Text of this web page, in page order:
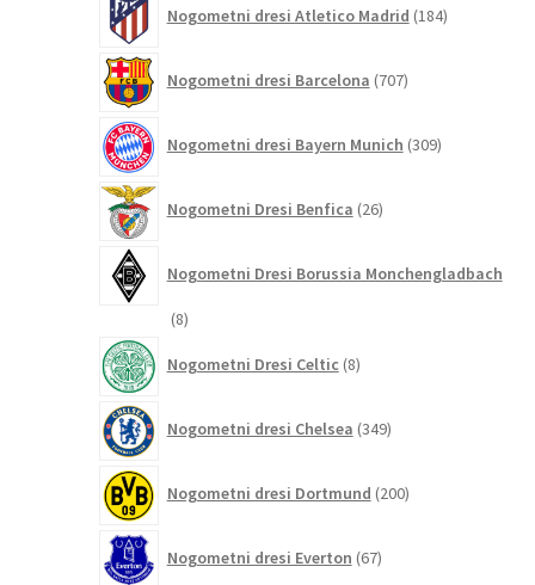
Nogometni dresi Atletico Madrid 184izdelkov
Nogometni dresi Barcelona 707izdelkov
Nogometni dresi Bayern Munich 309izdelkov
Nogometni Dresi Benfica 26izdelkov
Nogometni Dresi Borussia Monchengladbach
88
Nogometni Dresi Celtic 8izdelkov
Nogometni dresi Chelsea 349izdelkov
Nogometni dresi Dortmund 200izdelkov
Nogometni dresi Everton 67izdelkov